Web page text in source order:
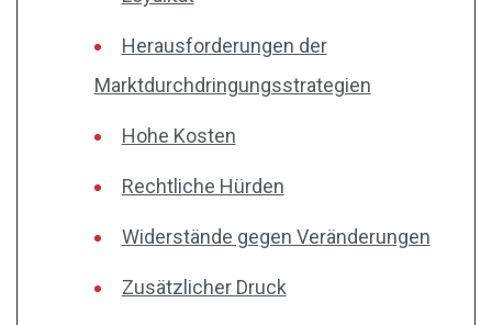
Herausforderungen der
Marktdurchdringungsstrategien
Hohe Kosten
Rechtliche Hürden
Widerstände gegen Veränderungen
Zusätzlicher Druck